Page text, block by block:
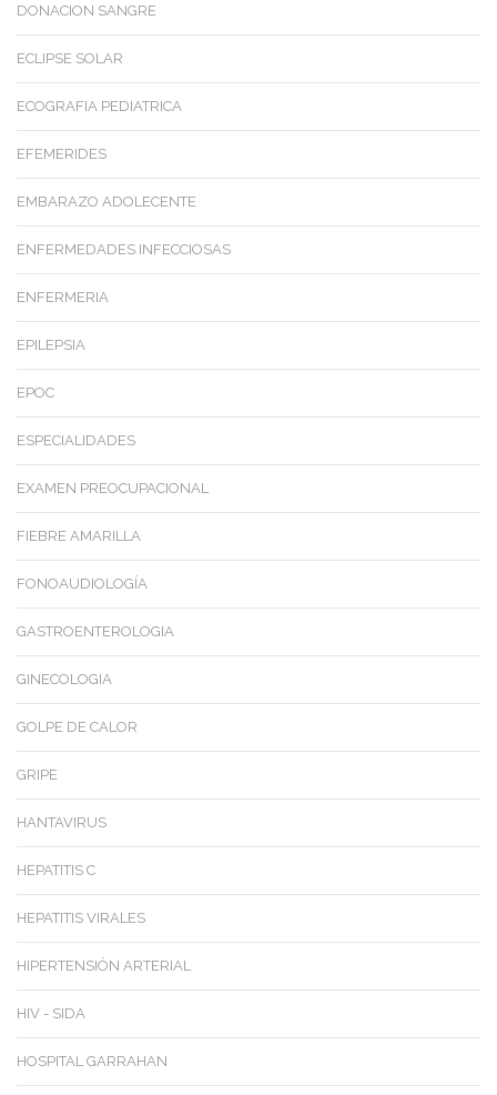
DONACION SANGRE
ECLIPSE SOLAR
ECOGRAFIA PEDIATRICA
EFEMERIDES
EMBARAZO ADOLECENTE
ENFERMEDADES INFECCIOSAS
ENFERMERIA
EPILEPSIA
EPOC
ESPECIALIDADES
EXAMEN PREOCUPACIONAL
FIEBRE AMARILLA
FONOAUDIOLOGÍA
GASTROENTEROLOGIA
GINECOLOGIA
GOLPE DE CALOR
GRIPE
HANTAVIRUS
HEPATITIS C
HEPATITIS VIRALES
HIPERTENSIÓN ARTERIAL
HIV - SIDA
HOSPITAL GARRAHAN